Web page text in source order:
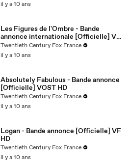
il y a 10 ans
Les Figures de l'Ombre - Bande
annonce internationale [Officielle] VF
HD
Twentieth Century Fox France
il y a 10 ans
Absolutely Fabulous - Bande annonce
[Officielle] VOST HD
Twentieth Century Fox France
il y a 10 ans
Logan - Bande annonce [Officielle] VF
HD
Twentieth Century Fox France
il y a 10 ans